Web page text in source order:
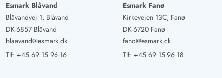
Esmark Blåvand
Blåvandvej 1, Blåvand
DK-6857 Blåvand
blaavand@esmark.dk
Tlf: +45 69 15 96 16
Esmark Fanø
Kirkevejen 13C, Fanø
DK-6720 Fanø
fano@esmark.dk
Tlf: +45 69 15 96 18